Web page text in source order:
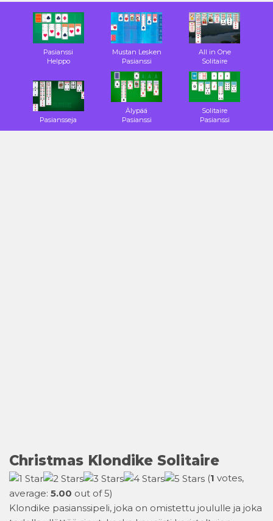
Pasianssi
Helppo
Mustan Lesken
Pasianssi
All in One
Solitaire
Pasiansseja
Älypää
Pasianssi
Solitaire
Pasianssi
Christmas Klondike Solitaire
(1 votes,
average: 5.00 out of 5)
Klondike pasianssipeli, joka on omistettu joululle ja joka